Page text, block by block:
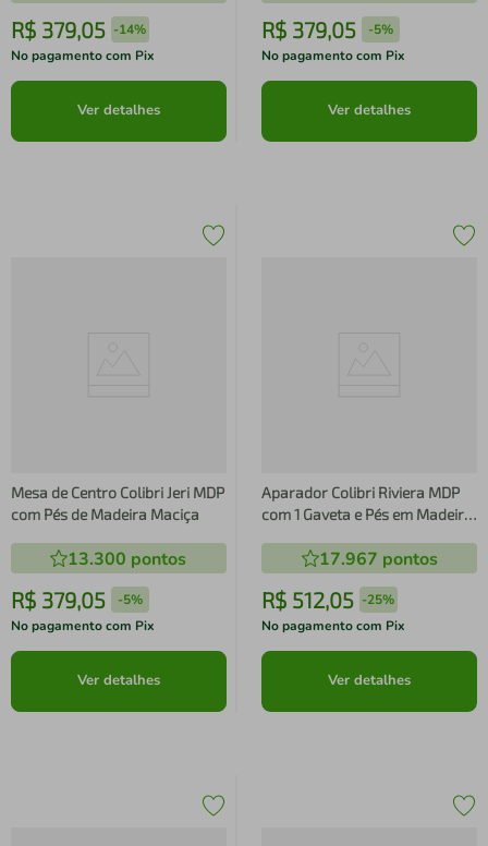
R$ 379,05 -14%
No pagamento com Pix
Ver detalhes
R$ 379,05 -5%
No pagamento com Pix
Ver detalhes
Mesa de Centro Colibri Jeri MDP
com Pés de Madeira Maciça
13.300 pontos
R$ 379,05 -5%
No pagamento com Pix
Ver detalhes
Aparador Colibri Riviera MDP
com 1 Gaveta e Pés em Madeira
17.967 pontos
R$ 512,05 -25%
No pagamento com Pix
Ver detalhes